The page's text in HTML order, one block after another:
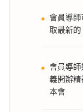
會員導
取最新
會員導
義開辦
本會